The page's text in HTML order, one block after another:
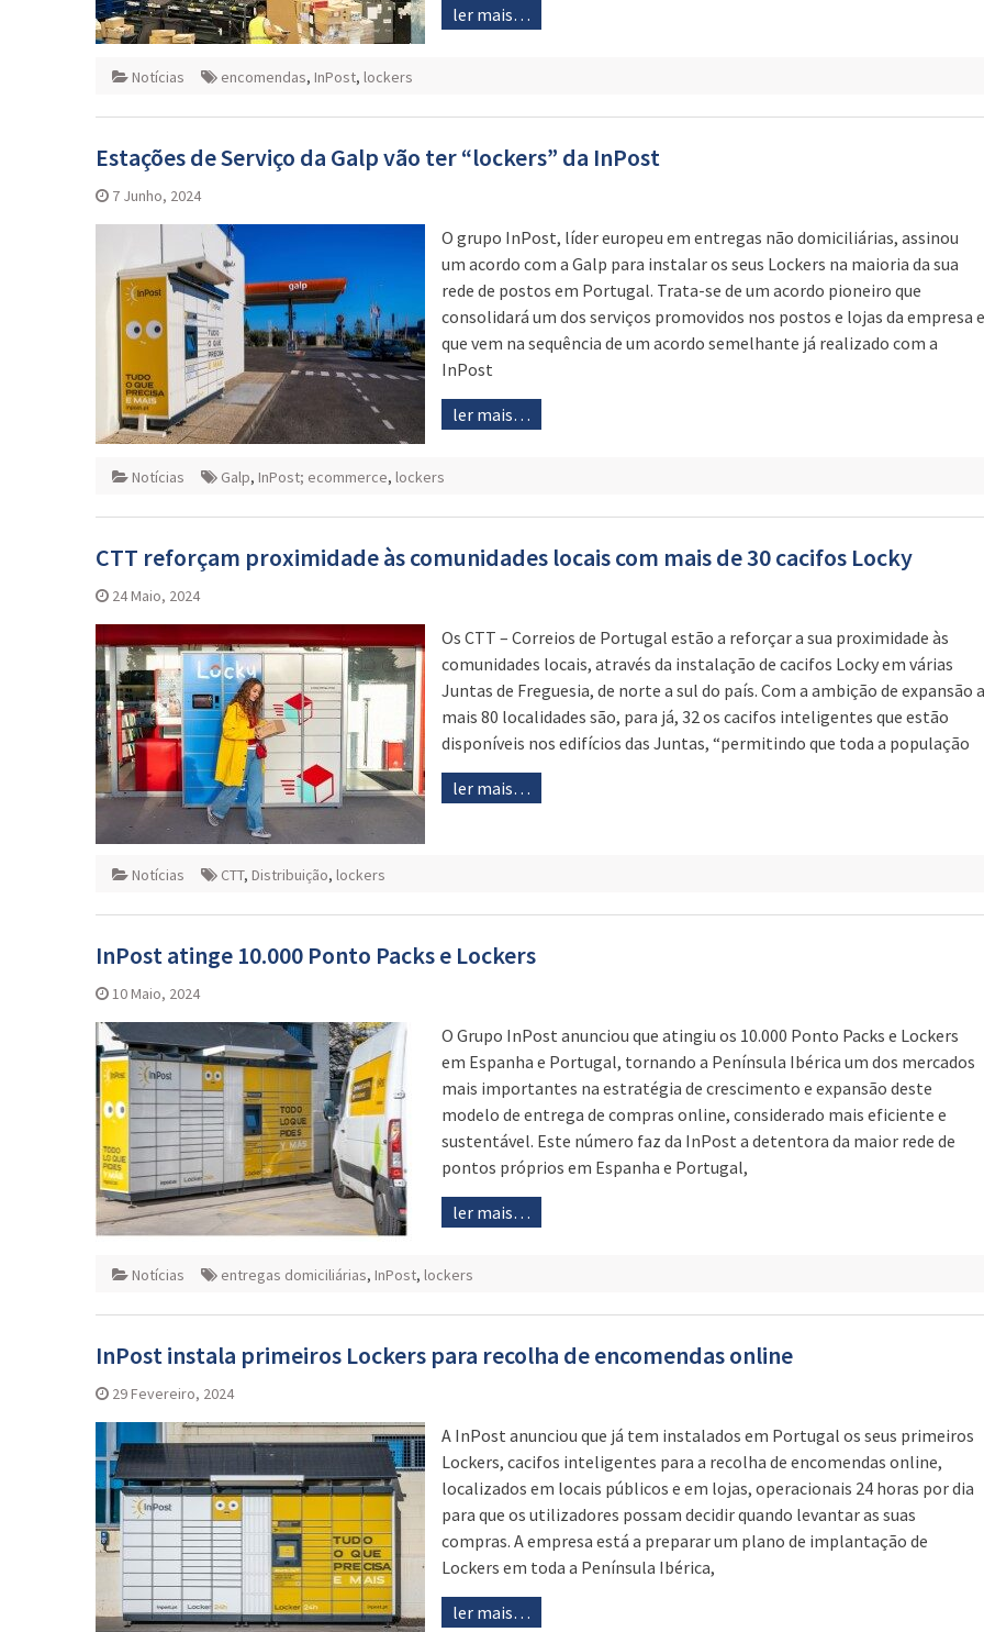
ler mais…
Notícias encomendas, InPost, lockers
Estações de Serviço da Galp vão ter “lockers” da InPost
7 Junho, 2024
O grupo InPost, líder europeu em entregas não domiciliárias, assinou
um acordo com a Galp para instalar os seus Lockers na maioria da sua
rede de postos em Portugal. Trata-se de um acordo pioneiro que
consolidará um dos serviços promovidos nos postos e lojas da empresa e
que vem na sequência de um acordo semelhante já realizado com a
InPost
ler mais…
Notícias Galp, InPost; ecommerce, lockers
CTT reforçam proximidade às comunidades locais com mais de 30 cacifos Locky
24 Maio, 2024
Os CTT – Correios de Portugal estão a reforçar a sua proximidade às
comunidades locais, através da instalação de cacifos Locky em várias
Juntas de Freguesia, de norte a sul do país. Com a ambição de expansão a
mais 80 localidades são, para já, 32 os cacifos inteligentes que estão
disponíveis nos edifícios das Juntas, “permitindo que toda a população
ler mais…
Notícias CTT, Distribuição, lockers
InPost atinge 10.000 Ponto Packs e Lockers
10 Maio, 2024
O Grupo InPost anunciou que atingiu os 10.000 Ponto Packs e Lockers
em Espanha e Portugal, tornando a Península Ibérica um dos mercados
mais importantes na estratégia de crescimento e expansão deste
modelo de entrega de compras online, considerado mais eficiente e
sustentável. Este número faz da InPost a detentora da maior rede de
pontos próprios em Espanha e Portugal,
ler mais…
Notícias entregas domiciliárias, InPost, lockers
InPost instala primeiros Lockers para recolha de encomendas online
29 Fevereiro, 2024
A InPost anunciou que já tem instalados em Portugal os seus primeiros
Lockers, cacifos inteligentes para a recolha de encomendas online,
localizados em locais públicos e em lojas, operacionais 24 horas por dia
para que os utilizadores possam decidir quando levantar as suas
compras. A empresa está a preparar um plano de implantação de
Lockers em toda a Península Ibérica,
ler mais…